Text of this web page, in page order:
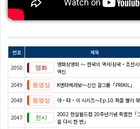
번호 제목
2050
영화상영회 ～ 한국의 역사(삼국・조선
역린
2049 K엔타메라보～신인 걸그룹「PRIKIL」
2048 야・타・이 시리즈〜Ep.10 퍼즐 빨리
2047
2002 한일월드컵 20주년기념 특별전「
을 다시 한 번」